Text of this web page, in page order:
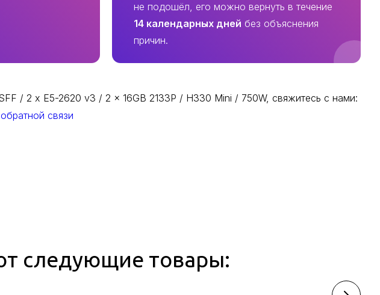
не подошёл, его можно вернуть в течение
14 календарных дней без объяснения
причин.
/ 2 x E5-2620 v3 / 2 x 16GB 2133P / H330 Mini / 750W, свяжитесь с нами:
связи
следующие товары: